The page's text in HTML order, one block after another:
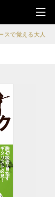
メニ
ュ
スで覚える大人の